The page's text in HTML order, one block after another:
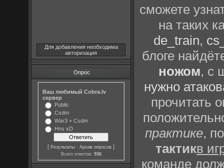
Для добавления необходима
авторизация
Опрос
Ваш любимый Cobra.lv
сервер
Public
Csdm
War3 + Csdm
Hns xD
[Результаты ·Архив опросов ]
Всего ответов: 936
сможете
на таких
de_train,
блоге
ножом, с
нужно
прочитать
практике,
тактикв
команде